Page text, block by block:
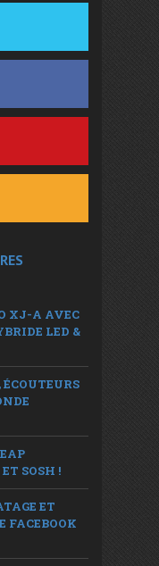
XJ-A AVEC
LED &
SOSH !
ET
FACEBOOK